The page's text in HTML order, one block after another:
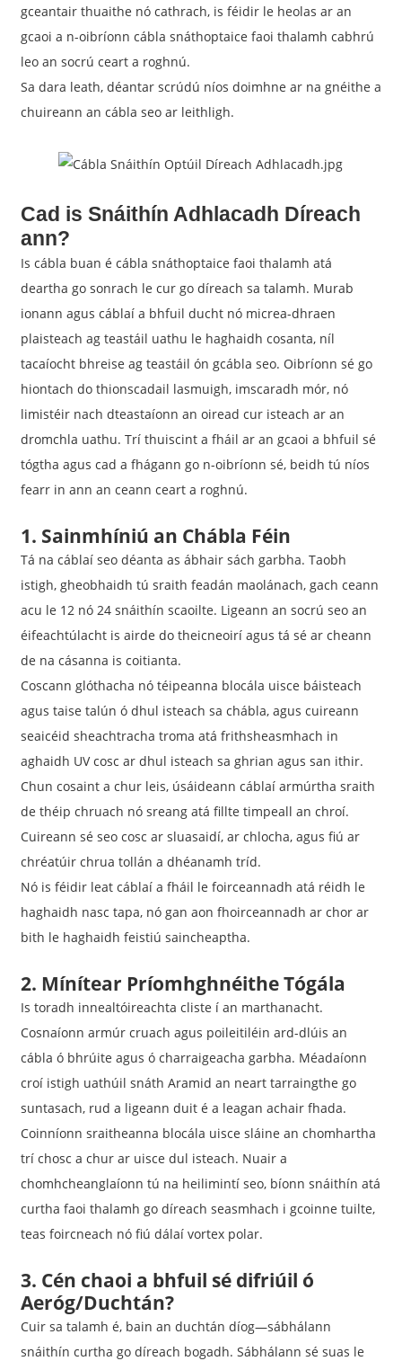
gceantair thuaithe nó cathrach, is féidir le heolas ar an
gcaoi a n-oibríonn cábla snáthoptaice faoi thalamh cabhrú
leo an socrú ceart a roghnú.
Sa dara leath, déantar scrúdú níos doimhne ar na gnéithe a
chuireann an cábla seo ar leithligh.
Cad is Snáithín Adhlacadh Díreach
ann?
Is cábla buan é cábla snáthoptaice faoi thalamh atá
deartha go sonrach le cur go díreach sa talamh. Murab
ionann agus cáblaí a bhfuil ducht nó micrea-dhraen
plaisteach ag teastáil uathu le haghaidh cosanta, níl
tacaíocht bhreise ag teastáil ón gcábla seo. Oibríonn sé go
hiontach do thionscadail lasmuigh, imscaradh mór, nó
limistéir nach dteastaíonn an oiread cur isteach ar an
dromchla uathu. Trí thuiscint a fháil ar an gcaoi a bhfuil sé
tógtha agus cad a fhágann go n-oibríonn sé, beidh tú níos
fearr in ann an ceann ceart a roghnú.
1. Sainmhíniú an Chábla Féin
Tá na cáblaí seo déanta as ábhair sách garbha. Taobh
istigh, gheobhaidh tú sraith feadán maolánach, gach ceann
acu le 12 nó 24 snáithín scaoilte. Ligeann an socrú seo an
éifeachtúlacht is airde do theicneoirí agus tá sé ar cheann
de na cásanna is coitianta.
Coscann glóthacha nó téipeanna blocála uisce báisteach
agus taise talún ó dhul isteach sa chábla, agus cuireann
seaicéid sheachtracha troma atá frithsheasmhach in
aghaidh UV cosc ​​ar dhul isteach sa ghrian agus san ithir.
Chun cosaint a chur leis, úsáideann cáblaí armúrtha sraith
de théip chruach nó sreang atá fillte timpeall an chroí.
Cuireann sé seo cosc ​​ar sluasaidí, ar chlocha, agus fiú ar
chréatúir chrua tollán a dhéanamh tríd.
Nó is féidir leat cáblaí a fháil le foirceannadh atá réidh le
haghaidh nasc tapa, nó gan aon fhoirceannadh ar chor ar
bith le haghaidh feistiú saincheaptha.
2. Mínítear Príomhghnéithe Tógála
Is toradh innealtóireachta cliste í an marthanacht.
Cosnaíonn armúr cruach agus poileitiléin ard-dlúis an
cábla ó bhrúite agus ó charraigeacha garbha. Méadaíonn
croí istigh uathúil snáth Aramid an neart tarraingthe go
suntasach, rud a ligeann duit é a leagan achair fhada.
Coinníonn sraitheanna blocála uisce sláine an chomhartha
trí chosc a chur ar uisce dul isteach. Nuair a
chomhcheanglaíonn tú na heilimintí seo, bíonn snáithín atá
curtha faoi thalamh go díreach seasmhach i gcoinne tuilte,
teas foircneach nó fiú dálaí vortex polar.
3. Cén chaoi a bhfuil sé difriúil ó
Aeróg/Duchtán?
Cuir sa talamh é, bain an duchtán díog—sábhálann
snáithín curtha go díreach bogadh. Sábhálann sé suas le